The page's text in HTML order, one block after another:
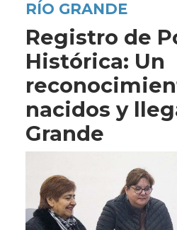
RÍO GRANDE
Registro de
Histórica: Un
nacidos y
Grande